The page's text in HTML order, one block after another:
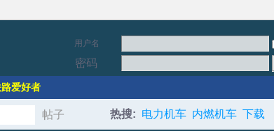
用户名
密码
爱好者
帖子
热搜: 电力机车 内燃机车 下载